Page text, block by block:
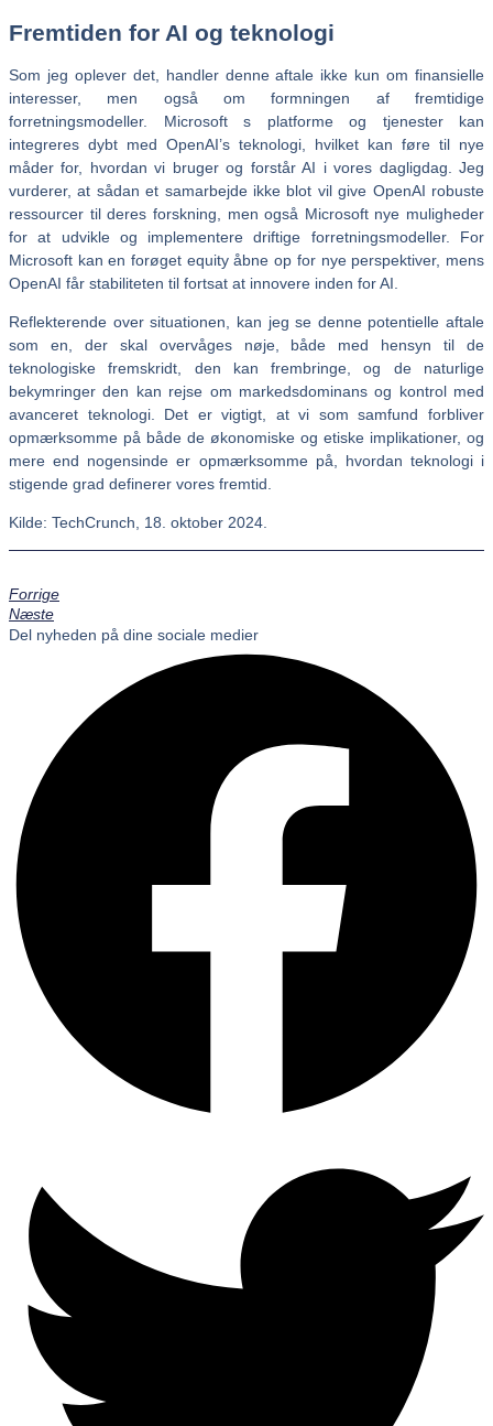
Fremtiden for AI og teknologi
Som jeg oplever det, handler denne aftale ikke kun om finansielle
interesser, men også om formningen af fremtidige
forretningsmodeller. Microsoft s platforme og tjenester kan
integreres dybt med OpenAI’s teknologi, hvilket kan føre til nye
måder for, hvordan vi bruger og forstår AI i vores dagligdag. Jeg
vurderer, at sådan et samarbejde ikke blot vil give OpenAI robuste
ressourcer til deres forskning, men også Microsoft nye muligheder
for at udvikle og implementere driftige forretningsmodeller. For
Microsoft kan en forøget equity åbne op for nye perspektiver, mens
OpenAI får stabiliteten til fortsat at innovere inden for AI.
Reflekterende over situationen, kan jeg se denne potentielle aftale
som en, der skal overvåges nøje, både med hensyn til de
teknologiske fremskridt, den kan frembringe, og de naturlige
bekymringer den kan rejse om markedsdominans og kontrol med
avanceret teknologi. Det er vigtigt, at vi som samfund forbliver
opmærksomme på både de økonomiske og etiske implikationer, og
mere end nogensinde er opmærksomme på, hvordan teknologi i
stigende grad definerer vores fremtid.
Kilde: TechCrunch, 18. oktober 2024.
Forrige
Næste
Del nyheden på dine sociale medier